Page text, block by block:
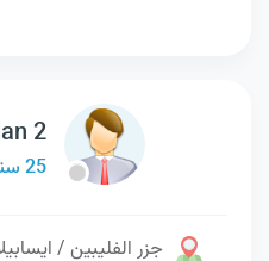
2
25 سنة من جزر الفليبين
جزر الفليبين /